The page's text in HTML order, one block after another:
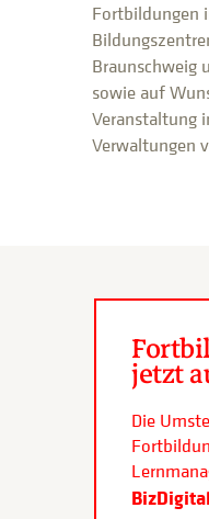
Fortbildungen
Braunschweig
sowie auf
Veranstaltung
Verwaltungen
jetzt
Die
BizDigital